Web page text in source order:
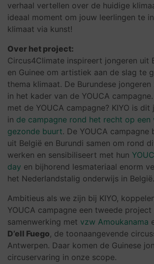
verhaal vertellen over de huidige
ideaal moment om jouw leerlingen te
klimaat via kunst!
Over het project:
Circus4Climate inspireert jongeren uit
en Guinee om artistiek aan de slag te
thema klimaat. De Burundese
in het kader van de YOUCA
met de YOUCA campagne? KIYO is
in de campagne rond het recht op een
gezonde buurt. De YOUCA campagne
uit België en Burundi samen om rond
werken en sensibiliseert met hun
day en bijhorend lesmateriaal enorm
het Nederlandstalig onderwijs in België.
Ambitieus als we zijn bij KIYO,
YOUCA campagne een tweede project
samenwerking met vzw Amoukanama
D’ell Fuego, de toonaangevende
Antwerpen. Daar komen de Guinese
circuservaring in onze scope.